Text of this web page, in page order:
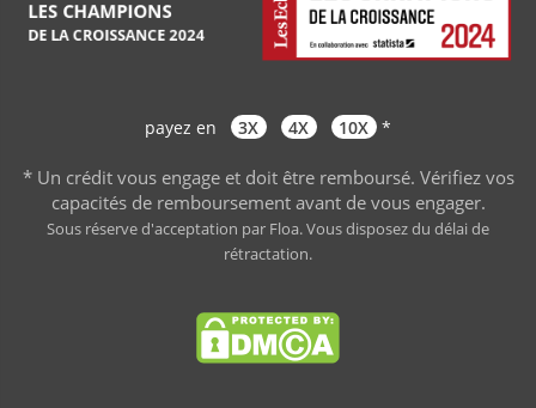
payez en 3X 4X 10X *
* Un crédit vous engage et doit être remboursé. Vérifiez vos
capacités de remboursement avant de vous engager.
Sous réserve d'acceptation par Floa. Vous disposez du délai de
rétractation.